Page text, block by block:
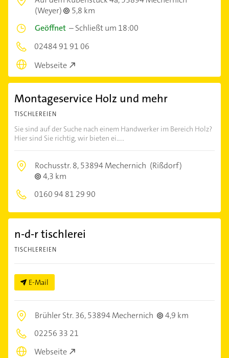
(Weyer)
5,8 km
Geöffnet –Schließt um 18:00
02484 91 91 06
Webseite
Montageservice Holz und mehr
TISCHLEREIEN
Sie sind auf der Suche nach einem Handwerker im Bereich Holz?
Hier sind Sie richtig, wir bieten ei.....
Rochusstr. 8,53894 Mechernich (Rißdorf)
4,3 km
0160 94 81 29 90
n-d-r tischlerei
TISCHLEREIEN
E-Mail
Brühler Str. 36,53894 Mechernich
4,9 km
02256 33 21
Webseite